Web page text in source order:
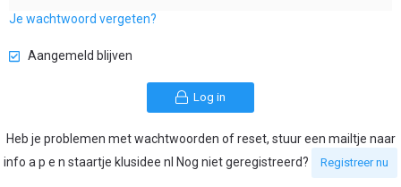
Je wachtwoord vergeten?
Aangemeld blijven
Log in
Heb je problemen met wachtwoorden of reset, stuur een mailtje naar
info a p e n staartje klusidee nl Nog niet geregistreerd?
Registreer nu